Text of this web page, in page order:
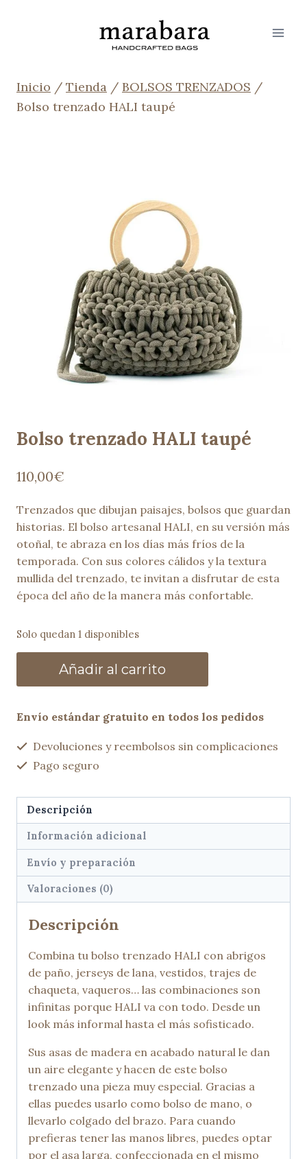
Inicio / Tienda / BOLSOS TRENZADOS /
Bolso trenzado HALI taupé
Bolso trenzado HALI taupé
110,00€
Trenzados que dibujan paisajes, bolsos que guardan
historias. El bolso artesanal HALI, en su versión más
otoñal, te abraza en los días más fríos de la
temporada. Con sus colores cálidos y la textura
mullida del trenzado, te invitan a disfrutar de esta
época del año de la manera más confortable.
Solo quedan 1 disponibles
trenzado
taupé
Añadir al carrito
Envío estándar gratuito en todos los pedidos
Devoluciones y reembolsos sin complicaciones
Pago seguro
Descripción
Información adicional
Envío y preparación
Valoraciones (0)
Descripción
Combina tu bolso trenzado HALI con abrigos
de paño, jerseys de lana, vestidos, trajes de
chaqueta, vaqueros… las combinaciones son
infinitas porque HALI va con todo. Desde un
look más informal hasta el más sofisticado.
Sus asas de madera en acabado natural le dan
un aire elegante y hacen de este bolso
trenzado una pieza muy especial. Gracias a
ellas puedes usarlo como bolso de mano, o
llevarlo colgado del brazo. Para cuando
prefieras tener las manos libres, puedes optar
por el asa larga, confeccionada en el mismo